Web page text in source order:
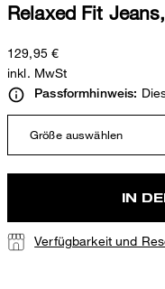
Relaxed Fit
129,95 €
inkl. MwSt
Passformhinweis:
Größe auswählen
IN
Verfügbarkeit und